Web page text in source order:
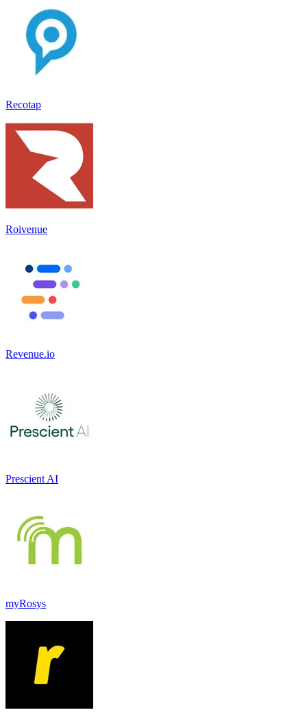
Recotap
Roivenue
Revenue.io
Prescient AI
myRosys